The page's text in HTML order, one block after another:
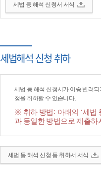
세법 등 해석 신청서 서식
세법해석 신청 취하
세법 등 해석 신청서가 이송·반려
청을 취하할 수 있습니다.
※ 취하 방법: 아래의 '세법
과 동일한 방법으로 제출하
세법 등 해석 신청 등 취하서 서식